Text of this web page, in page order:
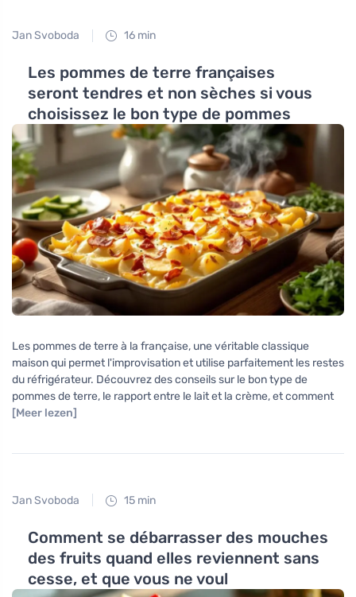
Jan Svoboda 16 min
Les pommes de terre françaises
seront tendres et non sèches si vous
choisissez le bon type de pommes
Les pommes de terre à la française, une véritable classique
maison qui permet l'improvisation et utilise parfaitement les restes
du réfrigérateur. Découvrez des conseils sur le bon type de
pommes de terre, le rapport entre le lait et la crème, et comment
[Meer lezen]
Jan Svoboda 15 min
Comment se débarrasser des mouches
des fruits quand elles reviennent sans
cesse, et que vous ne voul